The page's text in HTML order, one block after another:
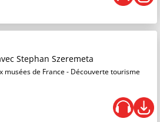
Stephan Szeremeta
musées de France - Découverte tourisme